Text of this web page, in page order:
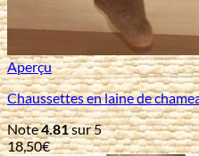
Aperçu
Chaussettes en laine de
Note4.81sur 5
18,50€